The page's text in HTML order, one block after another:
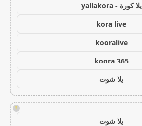
يلا كورة - yallakora
kora live
kooralive
koora 365
يلا شوت
!
يلا شوت